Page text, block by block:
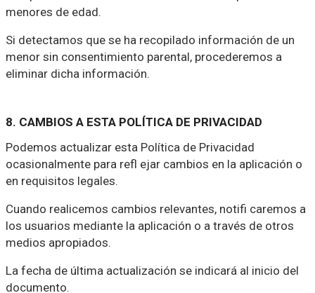
menores de edad.
Si detectamos que se ha recopilado información de un
menor sin consentimiento parental, procederemos a
eliminar dicha información.
8. CAMBIOS A ESTA POLÍTICA DE PRIVACIDAD
Podemos actualizar esta Política de Privacidad
ocasionalmente para refl ejar cambios en la aplicación o
en requisitos legales.
Cuando realicemos cambios relevantes, notifi caremos a
los usuarios mediante la aplicación o a través de otros
medios apropiados.
La fecha de última actualización se indicará al inicio del
documento.